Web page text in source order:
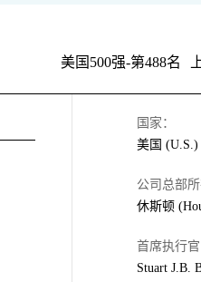
美国500强-第488名
国家：
美国 (U.S.)
公司总部所
休斯顿
首席执行官
Stuart J.B.